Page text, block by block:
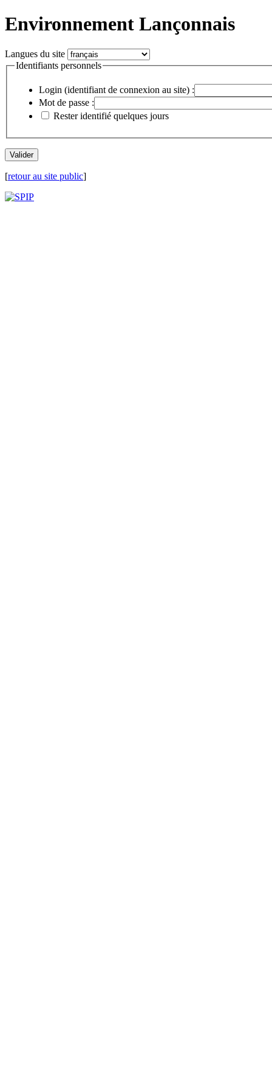
Environnement Lançonnais
Langues du site
Identifiants personnels
Login (identifiant de connexion au site) :
Mot de passe :
Rester identifié quelques jours
[retour au site public]